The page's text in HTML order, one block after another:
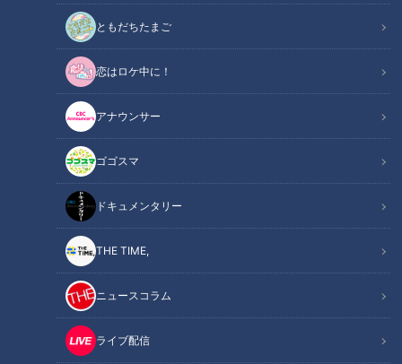
ともだちたまご
恋はロケ中に！
アナウンサー
ゴゴスマ
ドキュメンタリー
THE TIME,
ニュースコラム
ライブ配信
三重県では環境や社会の持続可能性に配慮しながら長期的に良
好な経済活動を行う企業を表彰しています。昨年度表彰された
企業の中から、今回は桑名市の東産業へ。
この記事の画像を見る
この記事を見たあなたへのおすすめ
超美味！大内山瓶バター 手間ひ
まかけまくりの逸品
手口は巧妙 警察官かたる詐欺急